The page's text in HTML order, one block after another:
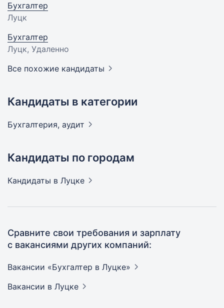
Бухгалтер
Луцк
Бухгалтер
Луцк, Удаленно
Все похожие кандидаты
Кандидаты в категории
Бухгалтерия, аудит
Кандидаты по городам
Кандидаты в Луцке
Сравните свои требования и зарплату
с вакансиями других компаний:
Вакансии «Бухгалтер в Луцке»
Вакансии в Луцке